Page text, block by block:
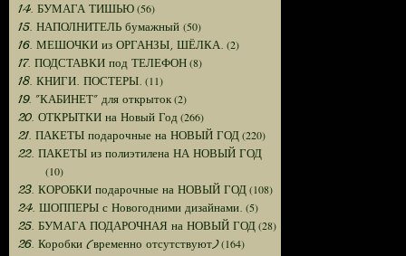
14. БУМАГА ТИШЬЮ(56)
15. НАПОЛНИТЕЛЬ бумажный (50)
16. МЕШОЧКИ из ОРГАНЗЫ, ШЁЛКА. (2)
17. ПОДСТАВКИ под ТЕЛЕФОН(8)
18. КНИГИ. ПОСТЕРЫ. (11)
19. "КАБИНЕТ" для открыток(2)
20. ОТКРЫТКИ на Новый Год (266)
21. ПАКЕТЫ подарочные на НОВЫЙ ГОД(220)
22. ПАКЕТЫ из полиэтилена НА НОВЫЙ ГОД
(10)
23. КОРОБКИ подарочные на НОВЫЙ ГОД(108)
24. ШОППЕРЫ с Новогодними дизайнами. (5)
25. БУМАГА ПОДАРОЧНАЯ на НОВЫЙ ГОД(28)
26. Коробки (временно отсутствуют)(164)